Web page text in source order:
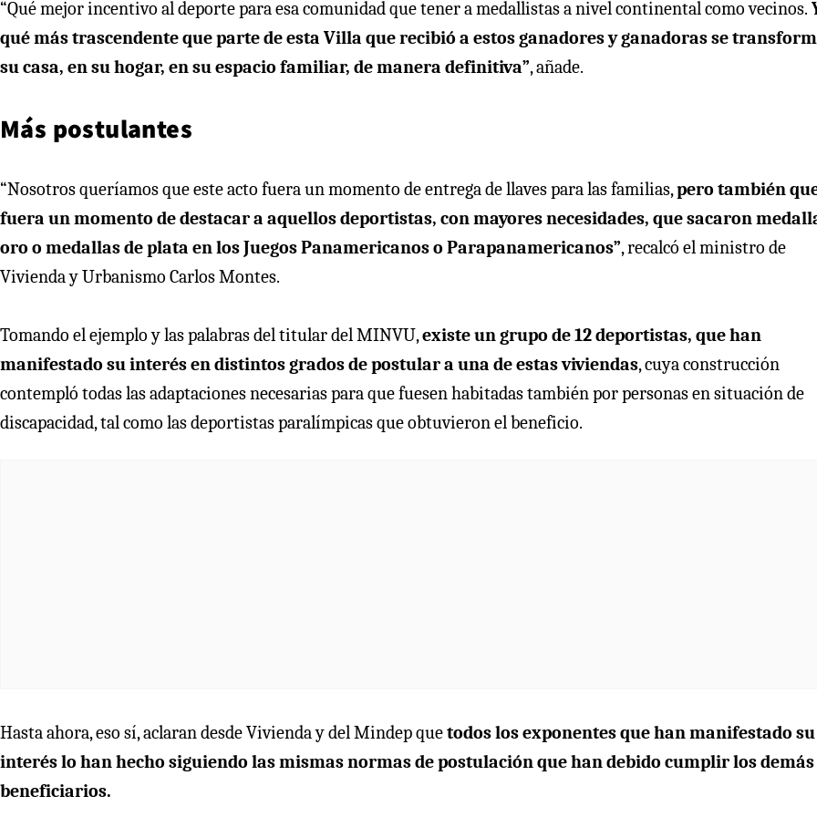
“Qué mejor incentivo al deporte para esa comunidad que tener a medallistas a nivel continental como vecinos.
qué más trascendente que parte de esta Villa que recibió a estos ganadores y ganadoras se
su casa, en su hogar, en su espacio familiar, de manera definitiva”, añade.
Más postulantes
“Nosotros queríamos que este acto fuera un momento de entrega de llaves para las familias,pero también
fuera un momento de destacar a aquellos deportistas, con mayores necesidades, que sacaron
oro o medallas de plata en los Juegos Panamericanos o Parapanamericanos”, recalcó el ministro de
Vivienda y Urbanismo Carlos Montes.
Tomando el ejemplo y las palabras del titular del MINVU,existe un grupo de 12 deportistas, que han
manifestado su interés en distintos grados de postular a una de estas viviendas, cuya construcción
contempló todas las adaptaciones necesarias para que fuesen habitadas también por personas en situación de
discapacidad, tal como las deportistas paralímpicas que obtuvieron el beneficio.
Hasta ahora, eso sí, aclaran desde Vivienda y del Mindep quetodos los exponentes que han manifestado su
interés lo han hecho siguiendo las mismas normas de postulación que han debido cumplir los demás
beneficiarios.